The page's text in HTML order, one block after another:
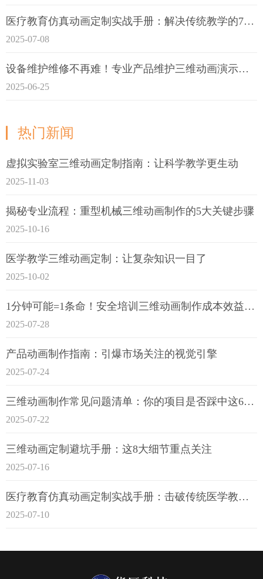
医疗教育仿真动画定制实战手册：解决传统教学的7大痛点
2025-07-08
设备维护维修不再难！专业产品维护三维动画演示定制指南
2025-06-25
热门新闻
虚拟实验室三维动画定制指南：让科学教学更生动
2025-11-03
揭秘专业流程：重型机械三维动画制作的5大关键步骤
2025-10-16
医学教学三维动画定制：让复杂知识一目了
2025-10-02
1分钟可能=1条命！安全培训三维动画制作成本效益深度拆解
2025-07-28
产品动画制作指南：引爆市场关注的视觉引擎
2025-07-24
三维动画制作常见问题清单：你的项目是否踩中这6大技术雷区？
2025-07-22
三维动画定制避坑手册：这8大细节重点关注
2025-07-16
医疗教育仿真动画定制实战手册：击破传统医学教育7大痛点
2025-07-10